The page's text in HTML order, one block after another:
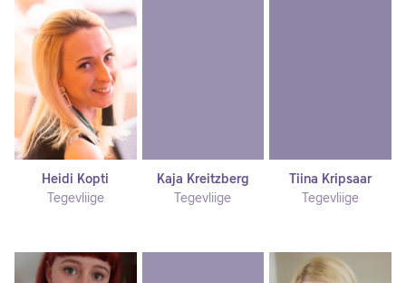
Heidi Kopti
Tegevliige
Kaja Kreitzberg
Tegevliige
Tiina Kripsaar
Tegevliige